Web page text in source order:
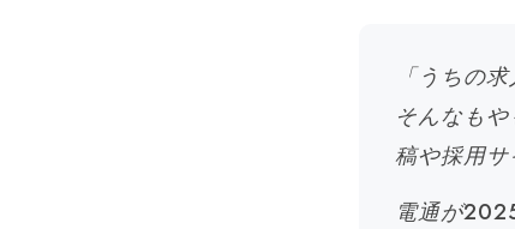
「うちの
そんなも
稿や採用サ
電通が